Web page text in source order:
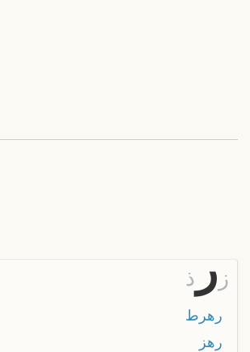
ذ ر ز
رهرط
رهز